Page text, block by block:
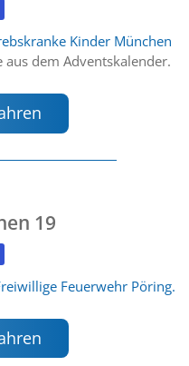
Kinder München
dem Adventskalender.
19
Feuerwehr Pöring.